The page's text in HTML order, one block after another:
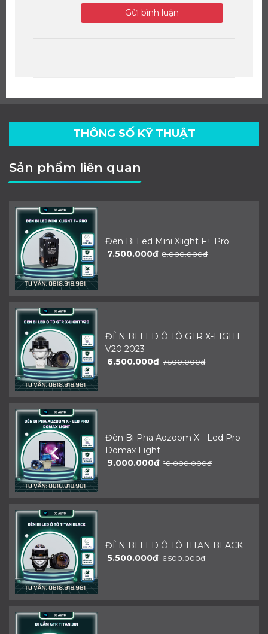
Gửi bình luận
THÔNG SỐ KỸ THUẬT
Sản phẩm liên quan
Đèn Bi Led Mini Xlight F+ Pro
7.500.000đ 8.000.000đ
ĐÈN BI LED Ô TÔ GTR X-LIGHT
V20 2023
6.500.000đ 7.500.000đ
Đèn Bi Pha Aozoom X - Led Pro
Domax Light
9.000.000đ 10.000.000đ
ĐÈN BI LED Ô TÔ TITAN BLACK
5.500.000đ 6.500.000đ